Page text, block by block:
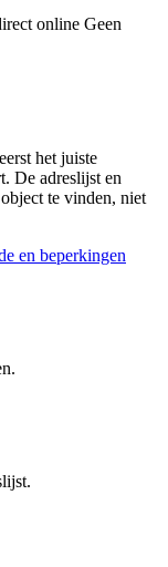
online Geen
het juiste
De adreslijst en
te vinden, niet
en beperkingen